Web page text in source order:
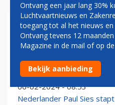
CYPRUS
Brussels Airport
Airways
06-02-2024 - 08:53
Nederlander Paul Sies
Ontvang een jaar lang 30%
Luchtvaartnieuws en
toegang tot al het nieuws
Ontvang tevens 12
Magazine in de mail of op
Bekijk aanbieding